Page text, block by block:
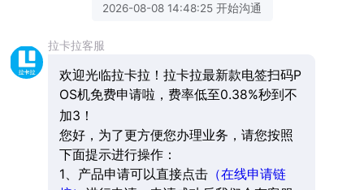
2026-08-08 14:48:25 开始沟通
拉卡拉客服
欢迎光临拉卡拉！拉卡拉最新款电签扫码P
OS机免费申请啦，费率低至0.38%秒到不
加3！
您好，为了更方便您办理业务，请您按照
下面提示进行操作：
1、产品申请可以直接点击（在线申请链